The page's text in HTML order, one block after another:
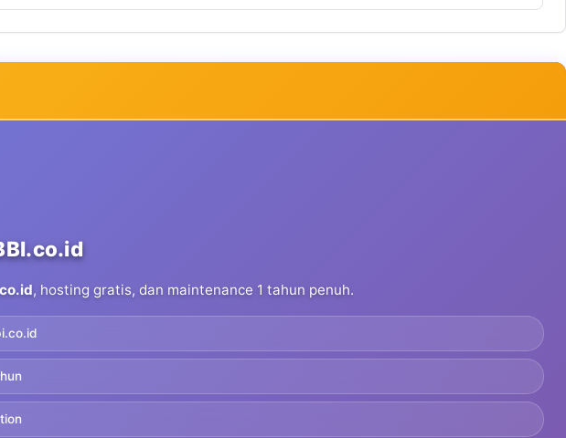
, hosting gratis, dan maintenance 1 tahun penuh.